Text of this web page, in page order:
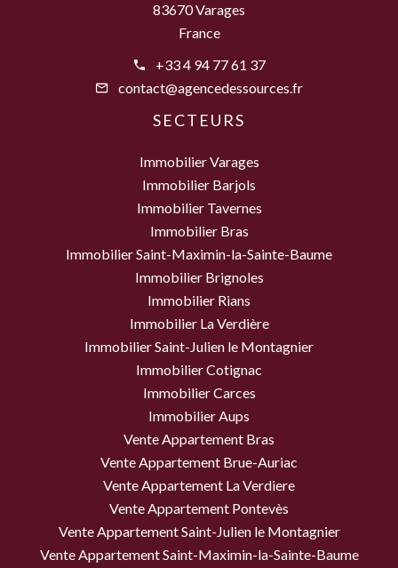
83670 Varages
France
+33 4 94 77 61 37
contact@agencedessources.fr
SECTEURS
Immobilier Varages
Immobilier Barjols
Immobilier Tavernes
Immobilier Bras
Immobilier Saint-Maximin-la-Sainte-Baume
Immobilier Brignoles
Immobilier Rians
Immobilier La Verdière
Immobilier Saint-Julien le Montagnier
Immobilier Cotignac
Immobilier Carces
Immobilier Aups
Vente Appartement Bras
Vente Appartement Brue-Auriac
Vente Appartement La Verdiere
Vente Appartement Pontevès
Vente Appartement Saint-Julien le Montagnier
Vente Appartement Saint-Maximin-la-Sainte-Baume